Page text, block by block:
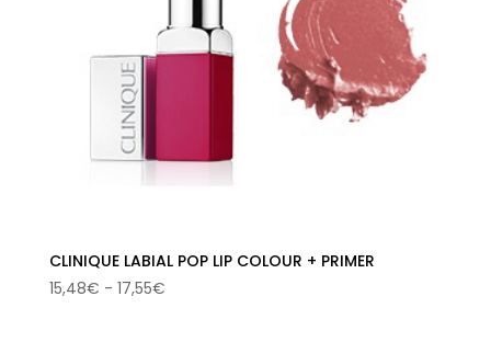
CLINIQUE LABIAL POP LIP COLOUR + PRIMER
15,48€ - 17,55€Rango